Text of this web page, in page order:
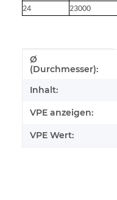
24
23000
Produkteigenschaft
Wert
Ø
(Durchmesser):
Inhalt:
VPE anzeigen:
VPE Wert: